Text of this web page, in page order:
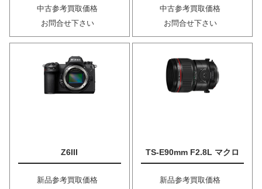
中古参考買取価格
お問合せ下さい
中古参考買取価格
お問合せ下さい
Z6III
新品参考買取価格
TS-E90mm F2.8L マクロ
新品参考買取価格